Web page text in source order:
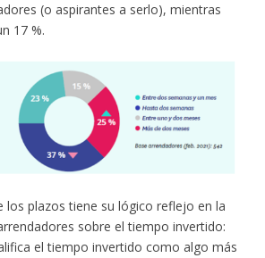
(o aspirantes a serlo), mientras
17 %.
los plazos tiene su lógico reflejo en la
sobre el tiempo invertido:
el tiempo invertido como algo más